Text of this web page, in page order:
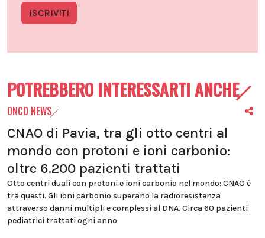
ISCRIVITI
POTREBBERO INTERESSARTI ANCHE
ONCO NEWS
CNAO di Pavia, tra gli otto centri al
mondo con protoni e ioni carbonio:
oltre 6.200 pazienti trattati
Otto centri duali con protoni e ioni carbonio nel mondo: CNAO è
tra questi. Gli ioni carbonio superano la radioresistenza
attraverso danni multipli e complessi al DNA. Circa 60 pazienti
pediatrici trattati ogni anno